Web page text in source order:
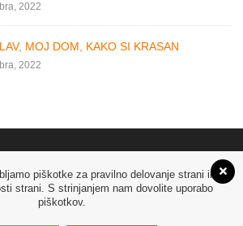
2022
MOJ DOM, KAKO SI KRASAN
2022
piškotke za pravilno delovanje strani in
strani. S strinjanjem nam dovolite uporabo
piškotkov.